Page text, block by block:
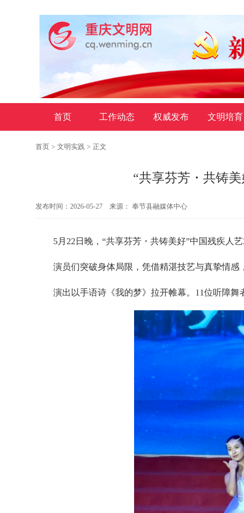
首页 工作动态 权威发布 文明培育
首页 > 文明实践 > 正文
“共享芬芳・共铸
发布时间：2026-05-27 来源： 奉节县融媒体中心
5月22日晚，“共享芬芳・共铸美好”中国残疾人艺
演员们突破身体局限，凭借精湛技艺与真挚情感
演出以手语诗《我的梦》拉开帷幕。11位听障舞